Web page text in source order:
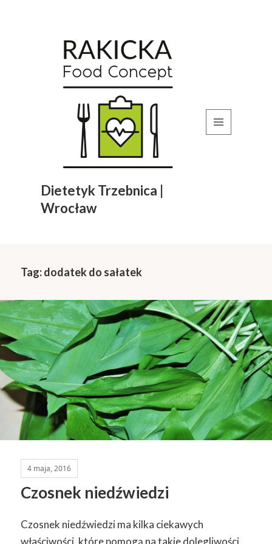
Dietetyk Trzebnica |
Wrocław
Tag:dodatek do sałatek
4 maja, 2016
Czosnek niedźwiedzi
Czosnek niedźwiedzi ma kilka ciekawych
właściwości, które pomogą na takie dolegliwości